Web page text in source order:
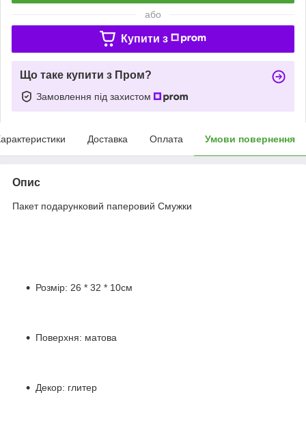
або
Купити з
Що таке купити з Пром?
Замовлення під захистом
Доставка Оплата Умови повернення
Опис
Пакет подарунковий паперовий Смужки
Розмір: 26 * 32 * 10см
Поверхня: матова
Декор: глитер